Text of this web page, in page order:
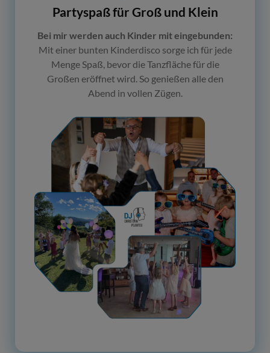
Partyspaß für Groß und Klein
Bei mir werden auch Kinder mit eingebunden:
Mit einer bunten Kinderdisco sorge ich für jede
Menge Spaß, bevor die Tanzfläche für die
Großen eröffnet wird. So genießen alle den
Abend in vollen Zügen.